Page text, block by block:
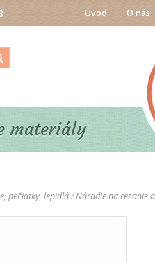
Úvod O nás
materiály
pečiatky, lepidlá/Náradie na rezanie